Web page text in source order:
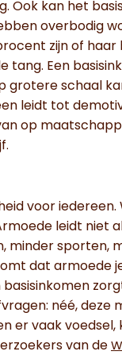
Ook kan het
overbodig
zijn of
tang. Een
grotere schaal
leidt tot
op
voor iedereen.
leidt niet
minder sporten,
dat armoede
basisinkomen
néé, deze
er vaak
van de